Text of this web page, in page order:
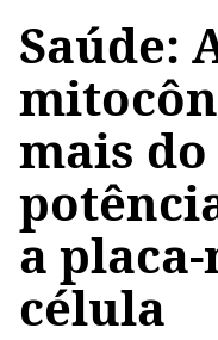
Saúde:
mais
a
célula